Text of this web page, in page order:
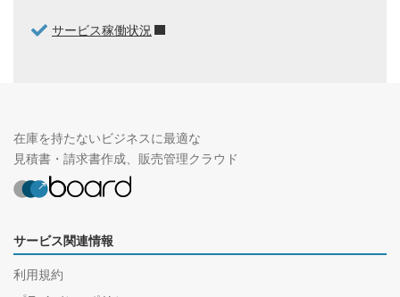
サービス稼働状況
在庫を持たないビジネスに最適な
見積書・請求書作成、販売管理クラウド
サービス関連情報
利用規約